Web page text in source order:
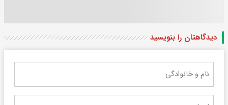
دیدگاهتان را بنویسید